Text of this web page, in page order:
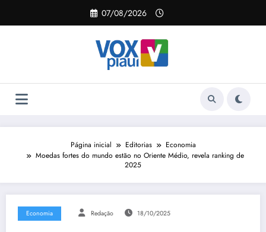
o
07/08/2026
Página inicial Editorias
Economia
Moedas fortes do mundo estão no Oriente Médio, revela ranking de
2025
Economia Redação 18/10/2025